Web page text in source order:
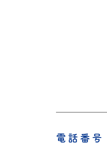
電話番号